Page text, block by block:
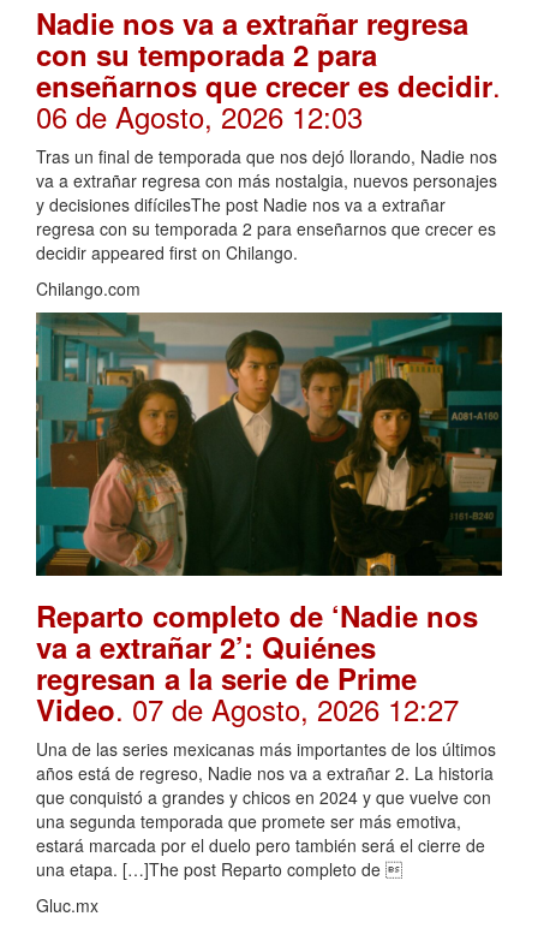
Nadie nos va a extrañar regresa
con su temporada 2 para
enseñarnos que crecer es decidir.
06 de Agosto, 2026 12:03
Tras un final de temporada que nos dejó llorando, Nadie nos
va a extrañar regresa con más nostalgia, nuevos personajes
y decisiones difícilesThe post Nadie nos va a extrañar
regresa con su temporada 2 para enseñarnos que crecer es
decidir appeared first on Chilango.
Chilango.com
Reparto completo de ‘Nadie nos
va a extrañar 2’: Quiénes
regresan a la serie de Prime
Video. 07 de Agosto, 2026 12:27
Una de las series mexicanas más importantes de los últimos
años está de regreso, Nadie nos va a extrañar 2. La historia
que conquistó a grandes y chicos en 2024 y que vuelve con
una segunda temporada que promete ser más emotiva,
estará marcada por el duelo pero también será el cierre de
una etapa. […]The post Reparto completo de 
Gluc.mx